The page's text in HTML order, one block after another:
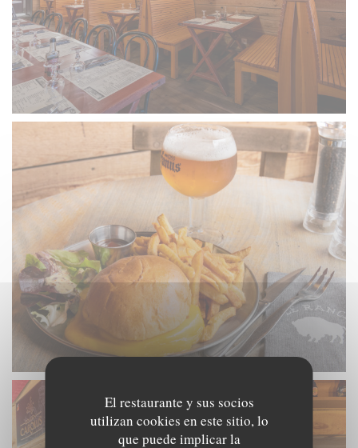
El restaurante y sus socios
utilizan cookies en este sitio, lo
que puede implicar la